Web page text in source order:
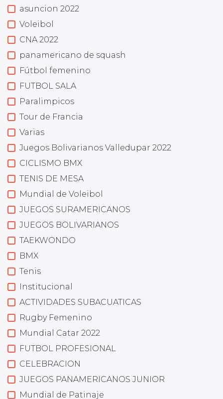
asuncion 2022
Voleibol
CNA 2022
panamericano de squash
Fútbol femenino
FUTBOL SALA
Paralimpicos
Tour de Francia
Varias
Juegos Bolivarianos Valledupar 2022
CICLISMO BMX
TENIS DE MESA
Mundial de Voleibol
JUEGOS SURAMERICANOS
JUEGOS BOLIVARIANOS
TAEKWONDO
BMX
Tenis
Institucional
ACTIVIDADES SUBACUATICAS
Rugby Femenino
Mundial Catar 2022
FUTBOL PROFESIONAL
CELEBRACION
JUEGOS PANAMERICANOS JUNIOR
Mundial de Patinaje